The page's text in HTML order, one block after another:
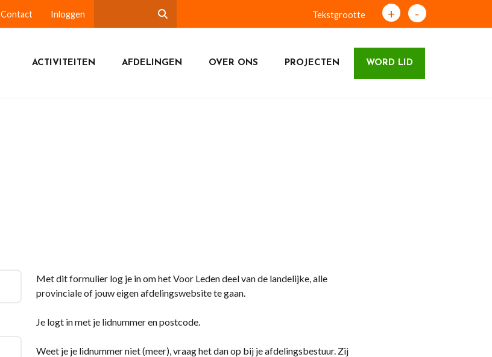
Contact Inloggen Tekstgrootte + -
ACTIVITEITEN AFDELINGEN OVER ONS PROJECTEN WORD LID
Met dit formulier log je in om het Voor Leden deel van de landelijke, alle
provinciale of jouw eigen afdelingswebsite te gaan.
Je logt in met je lidnummer en postcode.
Weet je je lidnummer niet (meer), vraag het dan op bij je afdelingsbestuur. Zij